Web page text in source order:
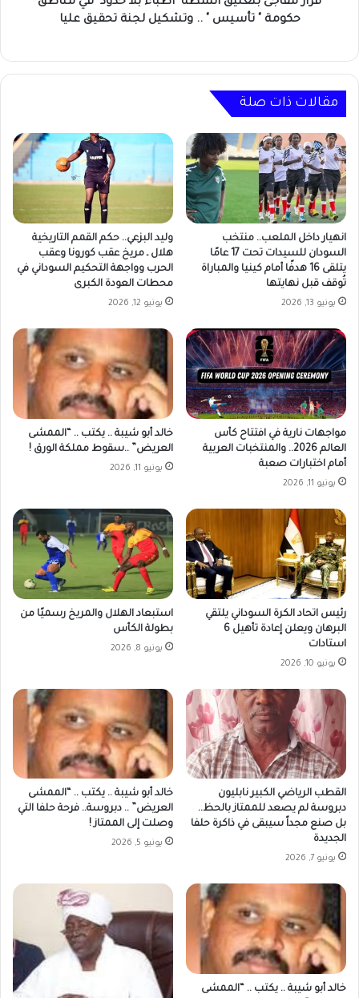
لجنة
تحقيق
عليا
حكومة " تأسيس " .. وتشكيل لجنة تحقيق عليا
مقالات ذات صلة
انهيار داخل الملعب.. منتخب
السودان للسيدات تحت 17 عامًا
يتلقى 16 هدفًا أمام كينيا والمباراة
تُوقف قبل نهايتها
يونيو 13, 2026
وليد البزعي.. حكم القمم التاريخية
هلال ـ مريخ عقب كورونا وعقب
الحرب وواجهة التحكيم السوداني في
محطات العودة الكبرى
يونيو 12, 2026
مواجهات نارية في افتتاح كأس
العالم 2026.. والمنتخبات العربية
أمام اختبارات صعبة
يونيو 11, 2026
خالد أبو شيبة .. يكتب .. “الممشى
العريض” ..سقوط مملكة الورق !
يونيو 11, 2026
رئيس اتحاد الكرة السوداني يلتقي
البرهان ويعلن إعادة تأهيل 6
استادات
يونيو 10, 2026
استبعاد الهلال والمريخ رسميًا من
بطولة الكأس
يونيو 8, 2026
القطب الرياضي الكبير نابليون
دبروسة لم يصعد للممتاز بالحظ..
بل صنع مجداً سيبقى في ذاكرة حلفا
الجديدة
يونيو 7, 2026
خالد أبو شيبة .. يكتب .. “الممشى
العريض” .. دبروسة.. فرحة حلفا التي
وصلت إلى الممتاز !
يونيو 5, 2026
خالد أبو شيبة .. يكتب .. “الممشى